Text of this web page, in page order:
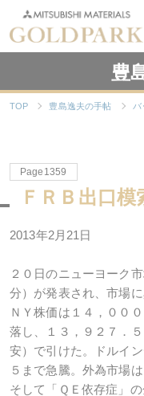
豊
TOP 豊島逸夫の手帖 バ
Page1359
ＦＲＢ出口
2013年2月21日
２０日のニューヨーク
分）が発表され、市場に
ＮＹ株価は１４，００
落し、１３，９２７．
安）で引けた。ドルイ
５まで急騰。外為市場
そして「ＱＥ依存症」